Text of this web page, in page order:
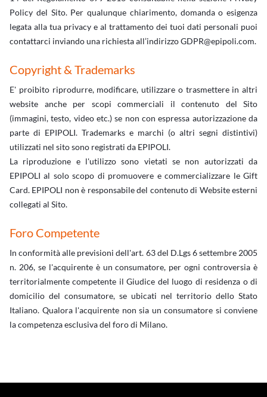
Policy del Sito. Per qualunque chiarimento, domanda o esigenza
legata alla tua privacy e al trattamento dei tuoi dati personali puoi
contattarci inviando una richiesta all’indirizzo GDPR@epipoli.com.
Copyright & Trademarks
E' proibito riprodurre, modificare, utilizzare o trasmettere in altri
website anche per scopi commerciali il contenuto del Sito
(immagini, testo, video etc.) se non con espressa autorizzazione da
parte di EPIPOLI. Trademarks e marchi (o altri segni distintivi)
utilizzati nel sito sono registrati da EPIPOLI.
La riproduzione e l'utilizzo sono vietati se non autorizzati da
EPIPOLI al solo scopo di promuovere e commercializzare le Gift
Card. EPIPOLI non è responsabile del contenuto di Website esterni
collegati al Sito.
Foro Competente
In conformità alle previsioni dell'art. 63 del D.Lgs 6 settembre 2005
n. 206, se l'acquirente è un consumatore, per ogni controversia è
territorialmente competente il Giudice del luogo di residenza o di
domicilio del consumatore, se ubicati nel territorio dello Stato
Italiano. Qualora l'acquirente non sia un consumatore si conviene
la competenza esclusiva del foro di Milano.